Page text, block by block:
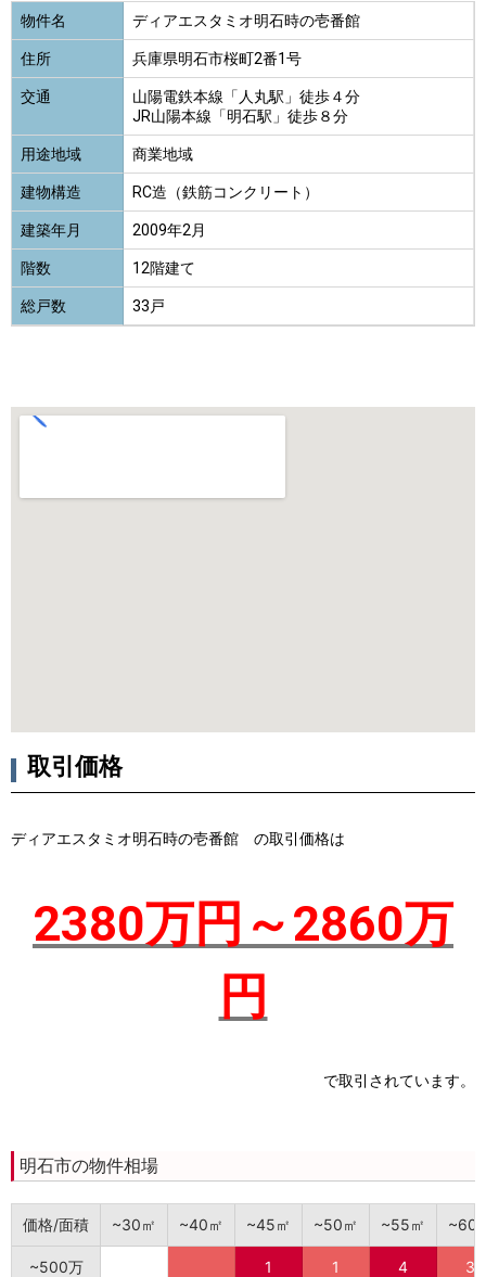
物件名 ディアエスタミオ明石時の壱番館
住所 兵庫県明石市桜町2番1号
交通
山陽電鉄本線「人丸駅」徒歩４分
JR山陽本線「明石駅」徒歩８分
用途地域 商業地域
建物構造 RC造（鉄筋コンクリート）
建築年月 2009年2月
階数 12階建て
総戸数 33戸
取引価格
ディアエスタミオ明石時の壱番館 の取引価格は
2380万円～2860万
円
で取引されています。
明石市の物件相場
価格/面積 ~30㎡ ~40㎡ ~45㎡ ~50㎡ ~55㎡ ~60
~500万 1 1 4 3